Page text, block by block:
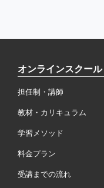
オンラインスクール
担任制・講師
教材・カリキュラム
学習メソッド
料金プラン
受講までの流れ